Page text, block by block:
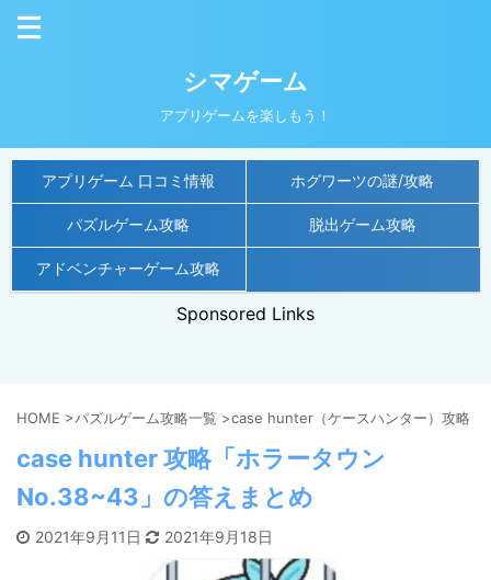
シマゲーム
アプリゲームを楽しもう！
アプリゲーム 口コミ情報 ホグワーツの謎/攻略
パズルゲーム攻略 脱出ゲーム攻略
アドベンチャーゲーム攻略
Sponsored Links
HOME >パズルゲーム攻略一覧 >case hunter（ケースハンター）攻略
case hunter 攻略「ホラータウン
No.38~43」の答えまとめ
2021年9月11日 2021年9月18日